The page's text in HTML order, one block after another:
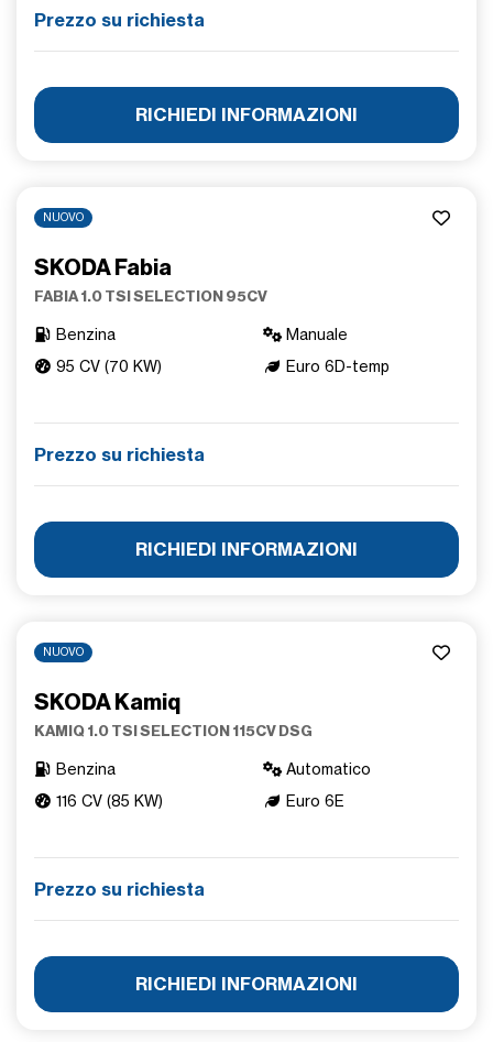
Prezzo su richiesta
RICHIEDI INFORMAZIONI
NUOVO
SKODA Fabia
FABIA 1.0 TSI SELECTION 95CV
Benzina
Manuale
95 CV (70 KW)
Euro 6D-temp
Prezzo su richiesta
RICHIEDI INFORMAZIONI
NUOVO
SKODA Kamiq
KAMIQ 1.0 TSI SELECTION 115CV DSG
Benzina
Automatico
116 CV (85 KW)
Euro 6E
Prezzo su richiesta
RICHIEDI INFORMAZIONI